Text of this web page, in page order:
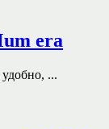
era
...